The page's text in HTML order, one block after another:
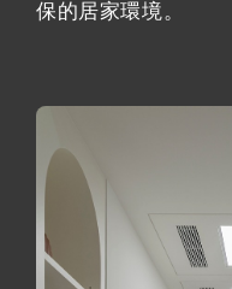
保的居家環境。